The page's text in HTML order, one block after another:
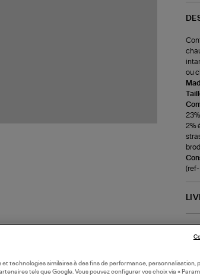
ou
2%
(ref-
et technologies similaires à des fins de performance, personnalisation,
tels que Google. Vous pouvez configurer vos choix via «